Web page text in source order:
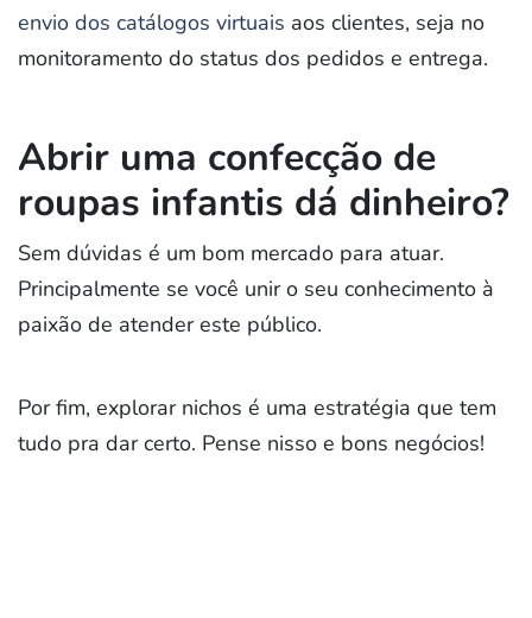
envio dos catálogos virtuais aos clientes, seja no
monitoramento do status dos pedidos e entrega.
Abrir uma confecção de
roupas infantis dá dinheiro?
Sem dúvidas é um bom mercado para atuar.
Principalmente se você unir o seu conhecimento à
paixão de atender este público.
Por fim, explorar nichos é uma estratégia que tem
tudo pra dar certo. Pense nisso e bons negócios!